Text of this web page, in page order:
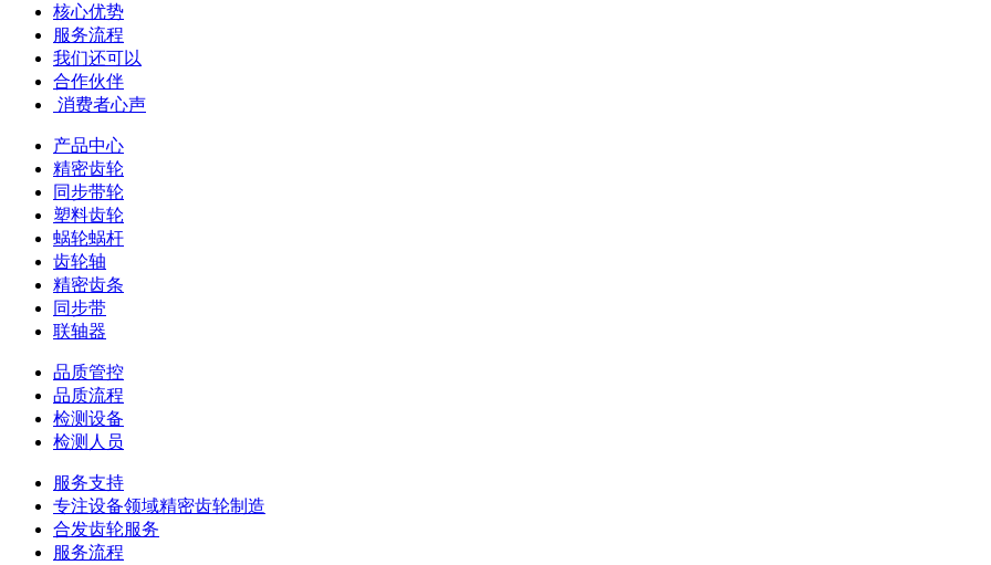
核心优势
服务流程
我们还可以
合作伙伴
​ 消费者心声
产品中心
精密齿轮
同步带轮
塑料齿轮
蜗轮蜗杆
齿轮轴
精密齿条
同步带
联轴器
品质管控
品质流程
检测设备
检测人员
服务支持
专注设备领域精密齿轮制造
合发齿轮服务
服务流程